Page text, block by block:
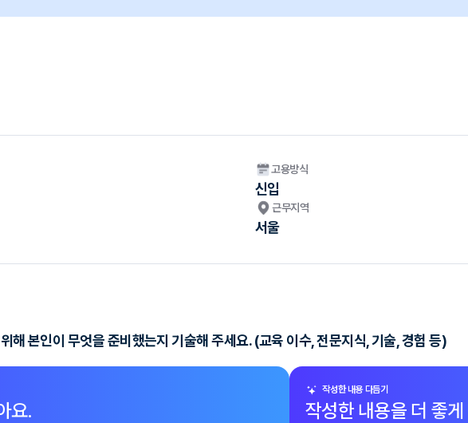
고용방식
신입
근무지역
서울
해 본인이 무엇을 준비했는지 기술해 주세요. (교육 이수, 전문지식, 기술, 경험 등)
요.
작성한 내용 다듬기
작성한 내용을 더 좋